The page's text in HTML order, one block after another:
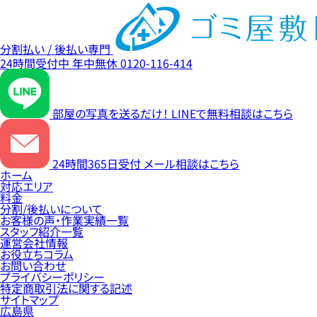
分割払い / 後払い専門
24時間受付中 年中無休0120-116-414
部屋の写真を送るだけ！ LINEで無料相談はこちら
24時間365日受付 メール相談はこちら
ホーム
対応エリア
料金
分割/後払いについて
お客様の声・作業実績一覧
スタッフ紹介一覧
運営会社情報
お役立ちコラム
お問い合わせ
プライバシーポリシー
特定商取引法に関する記述
サイトマップ
広島県